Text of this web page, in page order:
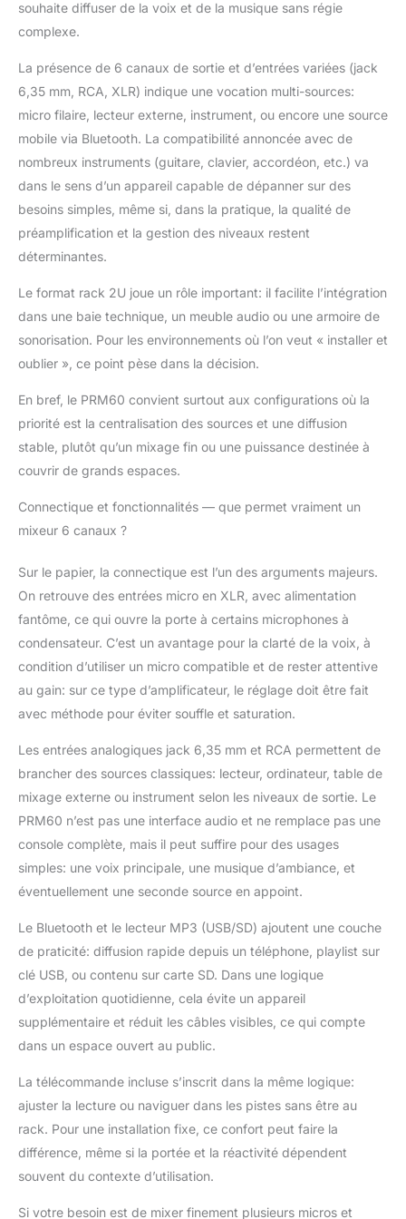
ligne, 2 entrées micro
VOX, ainsi qu'une
sortie ligne RCA pour
une connectivité
étendue. Fonctionne
en 100V ou 8 Ohms,
avec contrôle des
basses et aigus, et
offre une alimentation
d'urgence via batterie
24V (non incluse) pour
circonstances.
Montage en rack 19"
(2U), protections
contre la surchauffe et
entrée de coupure
télécommande fournie
pour une gestion à
souhaite diffuser de la voix et de la musique sans régie
complexe.
La présence de 6 canaux de sortie et d’entrées variées (jack
6,35 mm, RCA, XLR) indique une vocation multi-sources:
micro filaire, lecteur externe, instrument, ou encore une source
mobile via Bluetooth. La compatibilité annoncée avec de
nombreux instruments (guitare, clavier, accordéon, etc.) va
dans le sens d’un appareil capable de dépanner sur des
besoins simples, même si, dans la pratique, la qualité de
préamplification et la gestion des niveaux restent
déterminantes.
Le format rack 2U joue un rôle important: il facilite l’intégration
dans une baie technique, un meuble audio ou une armoire de
sonorisation. Pour les environnements où l’on veut « installer et
oublier », ce point pèse dans la décision.
En bref, le PRM60 convient surtout aux configurations où la
priorité est la centralisation des sources et une diffusion
stable, plutôt qu’un mixage fin ou une puissance destinée à
couvrir de grands espaces.
Connectique et fonctionnalités — que permet vraiment un
mixeur 6 canaux ?
Sur le papier, la connectique est l’un des arguments majeurs.
On retrouve des entrées micro en XLR, avec alimentation
fantôme, ce qui ouvre la porte à certains microphones à
condensateur. C’est un avantage pour la clarté de la voix, à
condition d’utiliser un micro compatible et de rester attentive
au gain: sur ce type d’amplificateur, le réglage doit être fait
avec méthode pour éviter souffle et saturation.
Les entrées analogiques jack 6,35 mm et RCA permettent de
brancher des sources classiques: lecteur, ordinateur, table de
mixage externe ou instrument selon les niveaux de sortie. Le
PRM60 n’est pas une interface audio et ne remplace pas une
console complète, mais il peut suffire pour des usages
simples: une voix principale, une musique d’ambiance, et
éventuellement une seconde source en appoint.
Le Bluetooth et le lecteur MP3 (USB/SD) ajoutent une couche
de praticité: diffusion rapide depuis un téléphone, playlist sur
clé USB, ou contenu sur carte SD. Dans une logique
d’exploitation quotidienne, cela évite un appareil
supplémentaire et réduit les câbles visibles, ce qui compte
dans un espace ouvert au public.
La télécommande incluse s’inscrit dans la même logique:
ajuster la lecture ou naviguer dans les pistes sans être au
rack. Pour une installation fixe, ce confort peut faire la
différence, même si la portée et la réactivité dépendent
souvent du contexte d’utilisation.
Si votre besoin est de mixer finement plusieurs micros et